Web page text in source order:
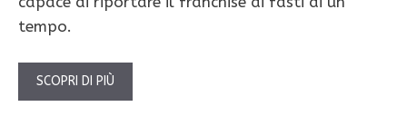
tempo.
SCOPRI DI PIÙ